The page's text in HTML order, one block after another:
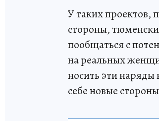
У таких проектов,
стороны,
пообщаться с
на реальных
носить эти
себе новые